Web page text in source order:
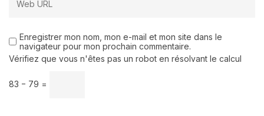
Enregistrer mon nom, mon e-mail et mon site dans le
navigateur pour mon prochain commentaire.
Vérifiez que vous n'êtes pas un robot en résolvant le calcul
83 − 79 =